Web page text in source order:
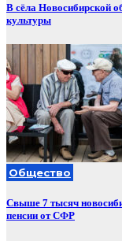
В сёла Новосибирской
культуры
Общество
Свыше 7 тысяч
пенсии от СФР